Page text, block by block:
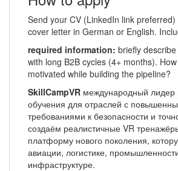
Send your CV (LinkedIn link
cover letter in German or English.
required information: briefly
with long B2B cycles (4+ months).
motivated while building the pipeline?
SkillCampVR международный лидер
обучения для отраслей с
требованиями к безопасности и
создаём реалистичные VR
платформу нового поколения,
авиации, логистике,
инфраструктуре.